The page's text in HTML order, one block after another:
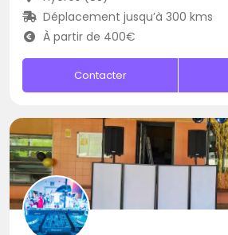
Déplacement jusqu’à 300 kms
À partir de 400€
Contacter